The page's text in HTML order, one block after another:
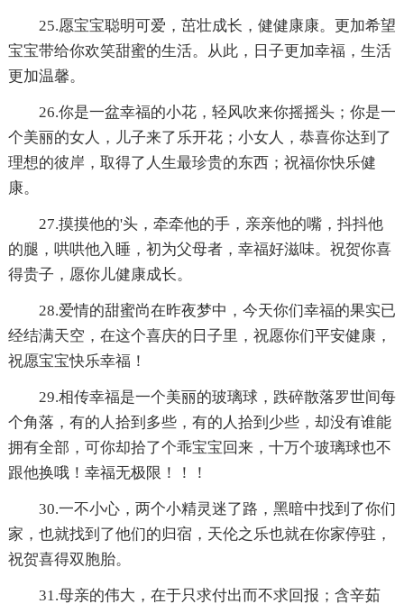
25.愿宝宝聪明可爱，茁壮成长，健健康康。更加希望
宝宝带给你欢笑甜蜜的生活。从此，日子更加幸福，生活
更加温馨。
26.你是一盆幸福的小花，轻风吹来你摇摇头；你是一
个美丽的女人，儿子来了乐开花；小女人，恭喜你达到了
理想的彼岸，取得了人生最珍贵的东西；祝福你快乐健
康。
27.摸摸他的'头，牵牵他的手，亲亲他的嘴，抖抖他
的腿，哄哄他入睡，初为父母者，幸福好滋味。祝贺你喜
得贵子，愿你儿健康成长。
28.爱情的甜蜜尚在昨夜梦中，今天你们幸福的果实已
经结满天空，在这个喜庆的日子里，祝愿你们平安健康，
祝愿宝宝快乐幸福！
29.相传幸福是一个美丽的玻璃球，跌碎散落罗世间每
个角落，有的人拾到多些，有的人拾到少些，却没有谁能
拥有全部，可你却拾了个乖宝宝回来，十万个玻璃球也不
跟他换哦！幸福无极限！！！
30.一不小心，两个小精灵迷了路，黑暗中找到了你们
家，也就找到了他们的归宿，天伦之乐也就在你家停驻，
祝贺喜得双胞胎。
31.母亲的伟大，在于只求付出而不求回报；含辛茹